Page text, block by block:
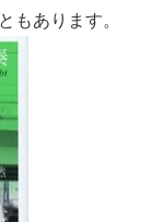
もあります。